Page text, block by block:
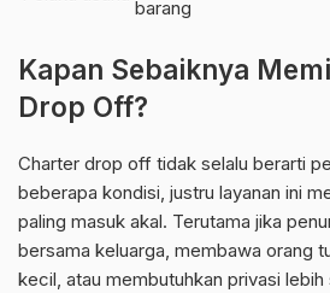
barang
Kapan Sebaiknya
Drop Off?
Charter drop off tidak selalu berarti
beberapa kondisi, justru layanan ini
paling masuk akal. Terutama jika
bersama keluarga, membawa orang
kecil, atau membutuhkan privasi lebih